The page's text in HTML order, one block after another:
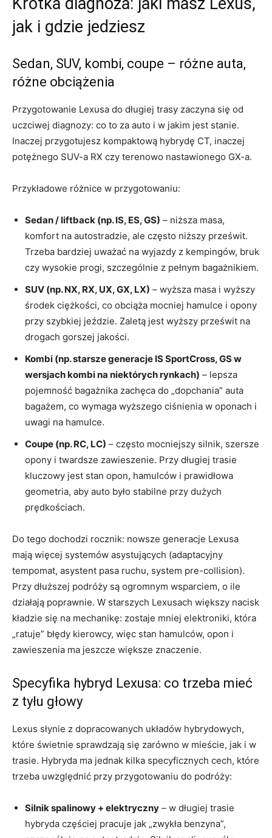
jak i gdzie jedziesz
Sedan, SUV, kombi, coupe – różne auta,
różne obciążenia
Przygotowanie Lexusa do długiej trasy zaczyna się od
uczciwej diagnozy: co to za auto i w jakim jest stanie.
Inaczej przygotujesz kompaktową hybrydę CT, inaczej
potężnego SUV-a RX czy terenowo nastawionego GX-a.
Przykładowe różnice w przygotowaniu:
Sedan / liftback (np. IS, ES, GS) – niższa masa,
komfort na autostradzie, ale często niższy prześwit.
Trzeba bardziej uważać na wyjazdy z kempingów, bruk
czy wysokie progi, szczególnie z pełnym bagażnikiem.
SUV (np. NX, RX, UX, GX, LX) – wyższa masa i wyższy
środek ciężkości, co obciąża mocniej hamulce i opony
przy szybkiej jeździe. Zaletą jest wyższy prześwit na
drogach gorszej jakości.
Kombi (np. starsze generacje IS SportCross, GS w
wersjach kombi na niektórych rynkach) – lepsza
pojemność bagażnika zachęca do „dopchania” auta
bagażem, co wymaga wyższego ciśnienia w oponach i
uwagi na hamulce.
Coupe (np. RC, LC) – często mocniejszy silnik, szersze
opony i twardsze zawieszenie. Przy długiej trasie
kluczowy jest stan opon, hamulców i prawidłowa
geometria, aby auto było stabilne przy dużych
prędkościach.
Do tego dochodzi rocznik: nowsze generacje Lexusa
mają więcej systemów asystujących (adaptacyjny
tempomat, asystent pasa ruchu, system pre-collision).
Przy dłuższej podróży są ogromnym wsparciem, o ile
działają poprawnie. W starszych Lexusach większy nacisk
kładzie się na mechanikę: zostaje mniej elektroniki, która
„ratuje” błędy kierowcy, więc stan hamulców, opon i
zawieszenia ma jeszcze większe znaczenie.
Specyfika hybryd Lexusa: co trzeba mieć
z tyłu głowy
Lexus słynie z dopracowanych układów hybrydowych,
które świetnie sprawdzają się zarówno w mieście, jak i w
trasie. Hybryda ma jednak kilka specyficznych cech, które
trzeba uwzględnić przy przygotowaniu do podróży:
Silnik spalinowy + elektryczny – w długiej trasie
hybryda częściej pracuje jak „zwykła benzyna”,